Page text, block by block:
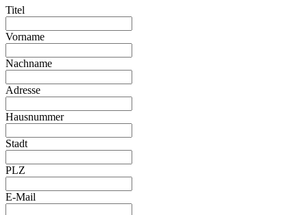
Titel
Vorname
Nachname
Adresse
Hausnummer
Stadt
PLZ
E-Mail